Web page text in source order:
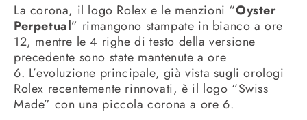
La corona, il logo Rolex e le menzioni “Oyster
Perpetual” rimangono stampate in bianco a ore
12, mentre le 4 righe di testo della versione
precedente sono state mantenute a ore
6. L’evoluzione principale, già vista sugli orologi
Rolex recentemente rinnovati, è il logo “Swiss
Made” con una piccola corona a ore 6.